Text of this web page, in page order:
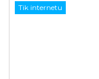
Tik internetu